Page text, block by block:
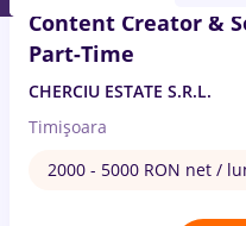
Content Creator &
Part-Time
CHERCIU ESTATE S.R.L.
Timișoara
2000 - 5000 RON net /